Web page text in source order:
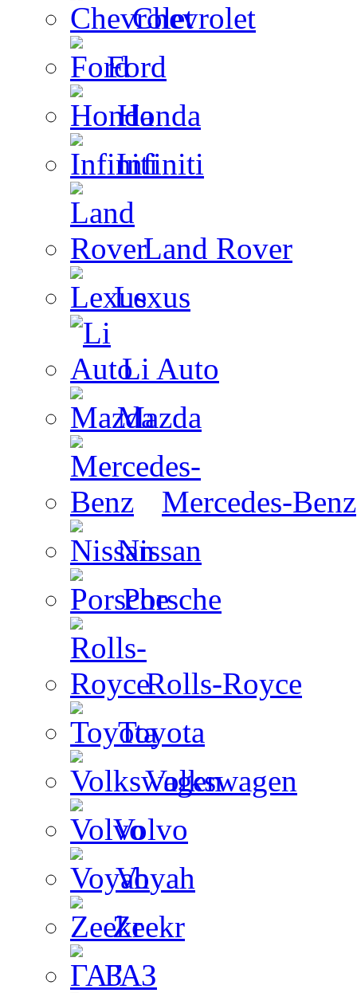
Chevrolet
Ford
Honda
Infiniti
Land Rover
Lexus
Li Auto
Mazda
Mercedes-Benz
Nissan
Porsche
Rolls-Royce
Toyota
Volkswagen
Volvo
Voyah
Zeekr
ГАЗ